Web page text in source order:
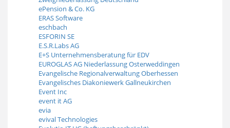
ePension & Co. KG
ERAS Software
eschbach
ESFORIN SE
E.S.R.Labs AG
E+S Unternehmensberatung für EDV
EUROGLAS AG Niederlassung Osterweddingen
Evangelische Regionalverwaltung Oberhessen
Evangelisches Diakoniewerk Gallneukirchen
Event Inc
event it AG
evia
evival Technologies